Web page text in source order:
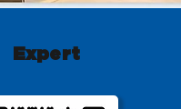
Expert